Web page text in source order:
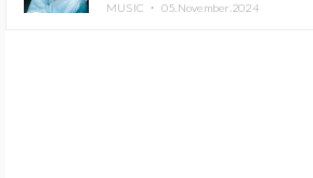
MUSIC ・ 05.November.2024